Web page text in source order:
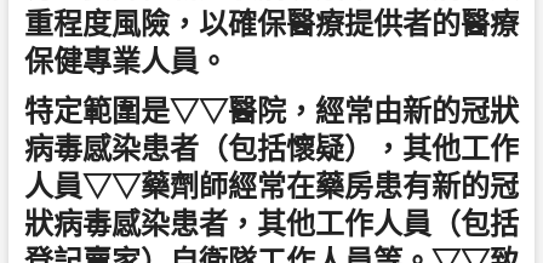
重程度風險，以確保醫療提供者的醫療
保健專業人員。
特定範圍是▽▽醫院，經常由新的冠狀
病毒感染患者（包括懷疑），其他工作
人員▽▽藥劑師經常在藥房患有新的冠
狀病毒感染患者，其他工作人員（包括